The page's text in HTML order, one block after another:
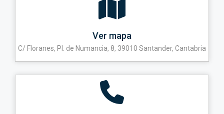
Ver mapa
C/ Floranes, Pl. de Numancia, 8, 39010 Santander, Cantabria